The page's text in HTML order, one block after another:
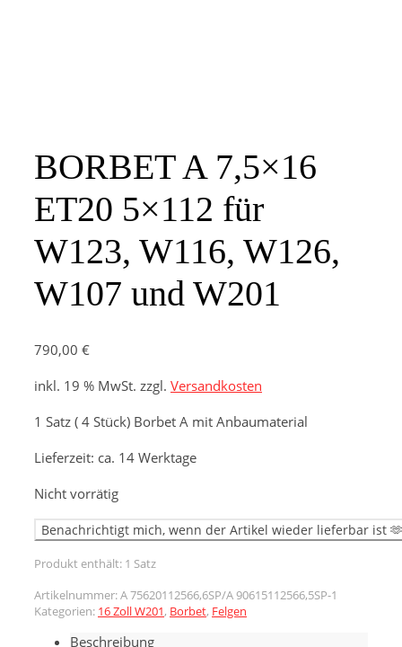
BORBET A 7,5×16
ET20 5×112 für
W123, W116, W126,
W107 und W201
790,00 €
inkl. 19 % MwSt. zzgl. Versandkosten
1 Satz ( 4 Stück) Borbet A mit Anbaumaterial
Lieferzeit: ca. 14 Werktage
Nicht vorrätig
Produkt enthält: 1 Satz
Artikelnummer:A 75620112566,6SP/A 90615112566,5SP-1
Kategorien: 16 Zoll W201, Borbet, Felgen
Beschreibung